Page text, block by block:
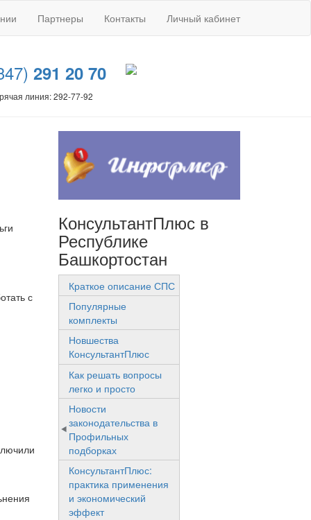
Партнеры Контакты Личный кабинет
291 20 70
линия: 292-77-92
с
КонсультантПлюс в
Республике
Башкортостан
Краткое описание СПС
Популярные
комплекты
Новшества
КонсультантПлюс
Как решать вопросы
легко и просто
Новости
законодательства в
Профильных
подборках
КонсультантПлюс:
практика применения
и экономический
эффект